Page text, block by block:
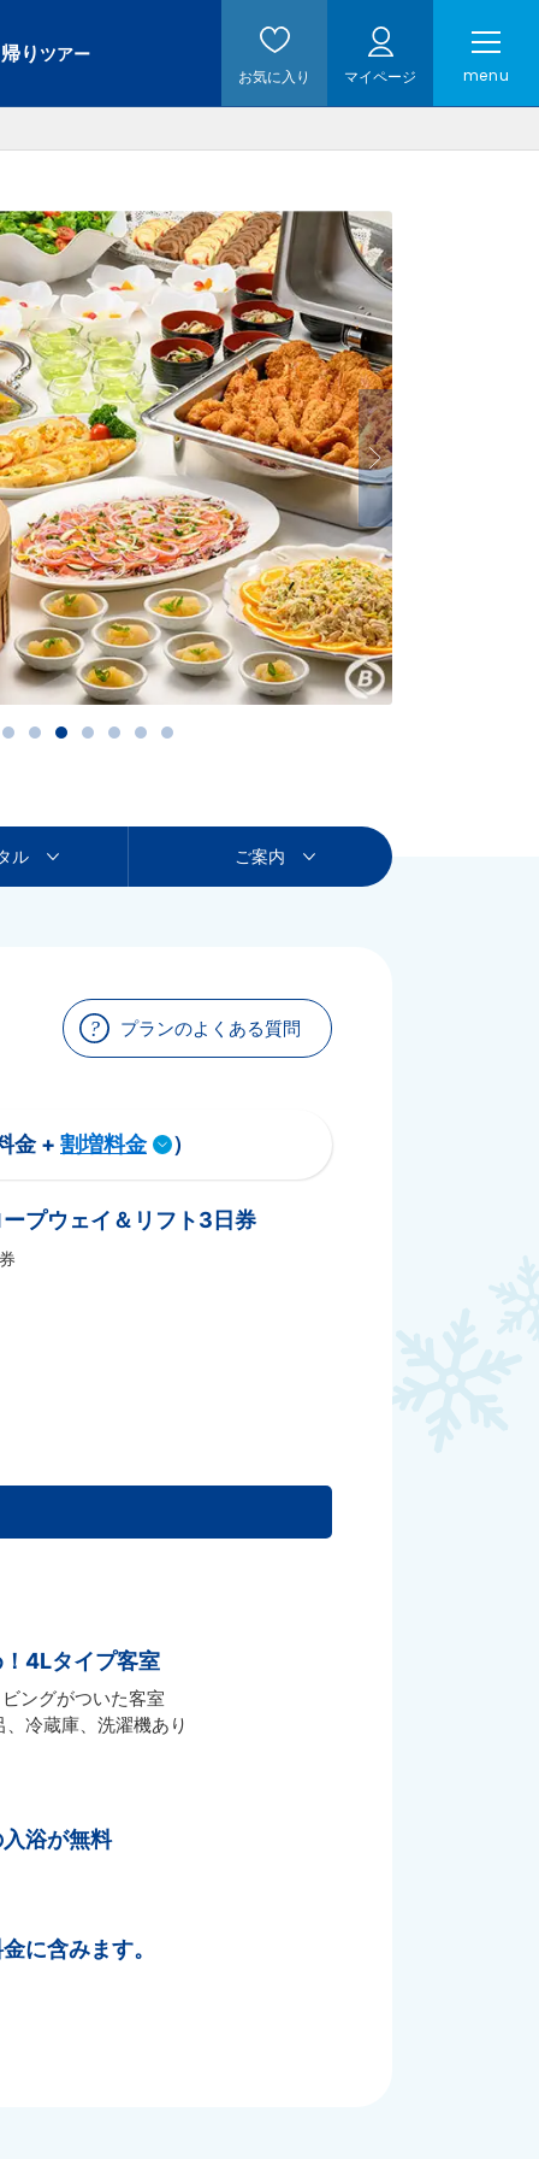
り ツアー
お気に入り マイページ menu
ル ご案内
プランのよくある質問
金 + 割増料金 ）
プウェイ＆リフト3日券
4Lタイプ客室
ングがついた客室
冷蔵庫、洗濯機あり
浴が無料
に含みます。